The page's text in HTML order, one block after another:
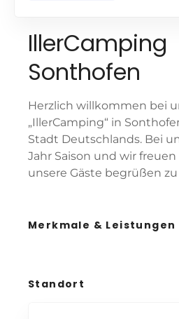
IllerCamping
Sonthofen
Herzlich willkommen bei
„IllerCamping“ in
Stadt Deutschlands. Bei
Jahr Saison und wir freuen
unsere Gäste begrüßen
Merkmale & Leistungen
Standort